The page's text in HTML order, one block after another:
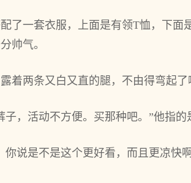
了一套衣服，上面是有领T恤，下面
帅气。
着两条又白又直的腿，不由得弯起了
，活动不方便。买那种吧。”他指的
你说是不是这个更好看，而且更凉快